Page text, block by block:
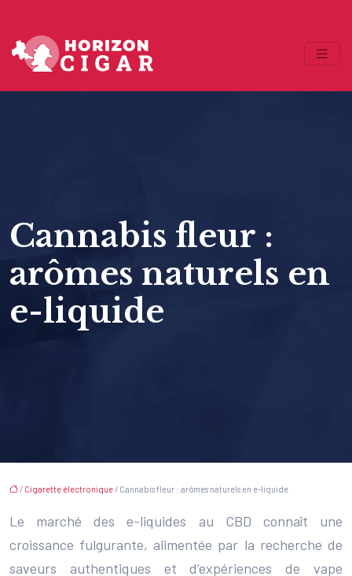
Cannabis fleur :
arômes naturels en
e-liquide
/ Cigarette électronique/ Cannabis fleur : arômes naturels en e-liquide
Le marché des e-liquides au CBD connaît une
croissance fulgurante, alimentée par la recherche de
saveurs authentiques et d’expériences de vape